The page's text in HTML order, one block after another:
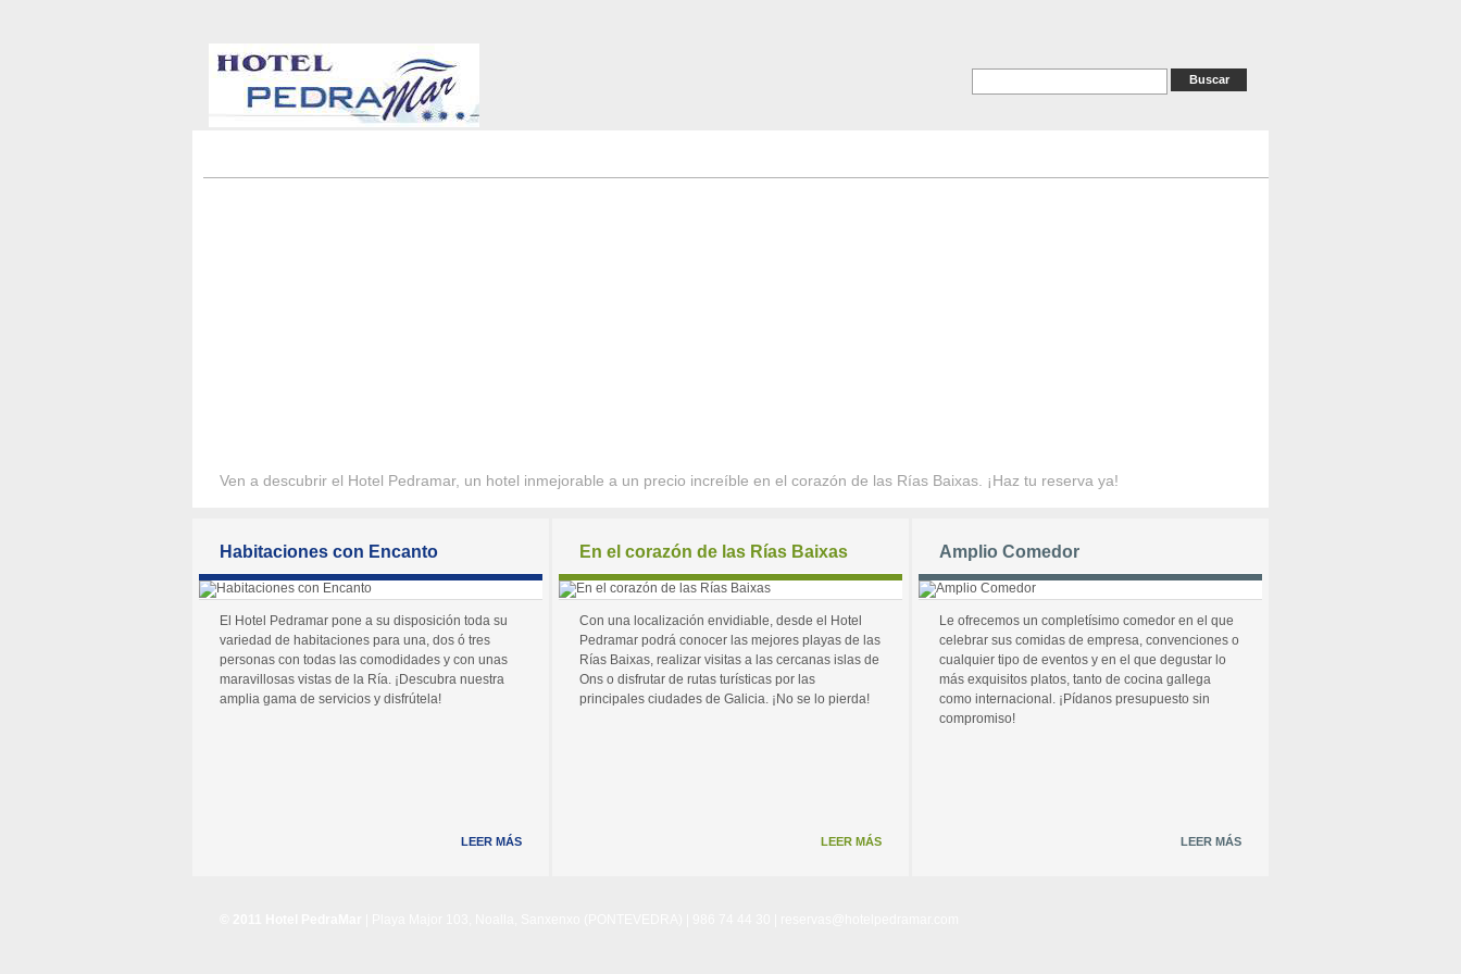
Ven a descubrir el Hotel Pedramar, un hotel inmejorable a un precio increíble en el corazón de las Rías Baixas. ¡Haz tu reserva ya!
Habitaciones con Encanto
El Hotel Pedramar pone a su disposición toda su
variedad de habitaciones para una, dos ó tres
personas con todas las comodidades y con unas
maravillosas vistas de la Ría. ¡Descubra nuestra
amplia gama de servicios y disfrútela!
LEER MÁS
En el corazón de las Rías Baixas
Con una localización envidiable, desde el Hotel
Pedramar podrá conocer las mejores playas de las
Rías Baixas, realizar visitas a las cercanas islas de
Ons o disfrutar de rutas turísticas por las
principales ciudades de Galicia. ¡No se lo pierda!
LEER MÁS
Amplio Comedor
Le ofrecemos un completísimo comedor en el que
celebrar sus comidas de empresa, convenciones o
cualquier tipo de eventos y en el que degustar lo
más exquisitos platos, tanto de cocina gallega
como internacional. ¡Pídanos presupuesto sin
compromiso!
LEER MÁS